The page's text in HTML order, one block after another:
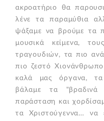
ακροατήριο θα
λένε τα παραμύθια
ψάξαμε να βρούμε τα
μουσικά κείμενα,
τραγουδιών, τα πιο
πιο ζεστό
καλά μας όργανα, τα
βάλαμε τα
παράσταση και
τα Χριστούγεννα… να